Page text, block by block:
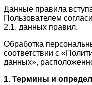
Данные правила
Пользователем
2.1. данных правил.
Обработка
соответствии с
данных»,
1. Термины и